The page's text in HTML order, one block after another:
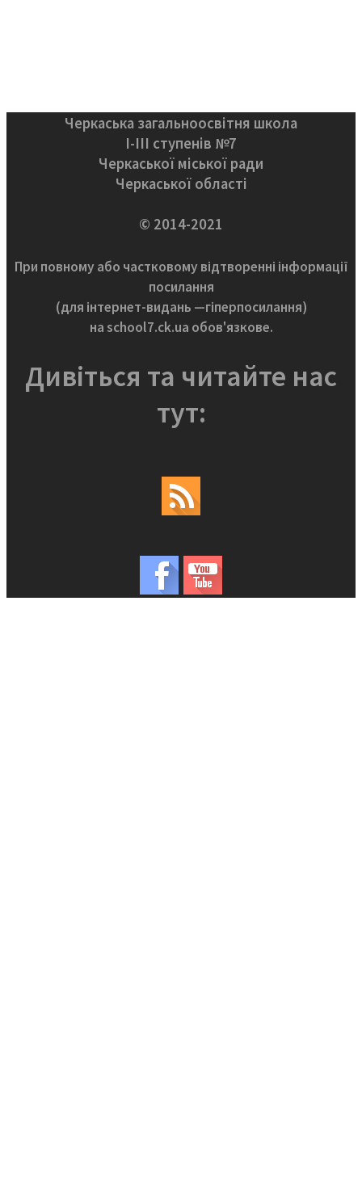
Черкаська загальноосвітня школа
І-ІІІ ступенів №7
Черкаської міської ради
Черкаської області
© 2014-2021
При повному або частковому відтворенні інформації
посилання
(для інтернет-видань —гіперпосилання)
на school7.ck.ua обов'язкове.
Дивіться та читайте нас
тут: